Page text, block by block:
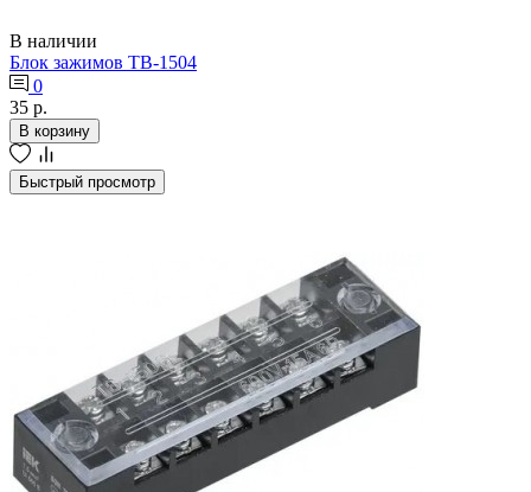
В наличии
Блок зажимов ТВ-1504
0
35 р.
В корзину
Быстрый просмотр